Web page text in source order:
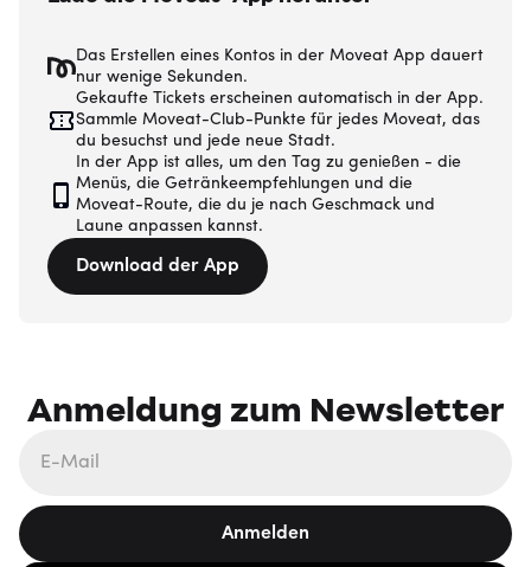
Das Erstellen eines Kontos in der Moveat App dauert
nur wenige Sekunden.
Gekaufte Tickets erscheinen automatisch in der App.
Sammle Moveat-Club-Punkte für jedes Moveat, das
du besuchst und jede neue Stadt.
In der App ist alles, um den Tag zu genießen - die
Menüs, die Getränkeempfehlungen und die
Moveat-Route, die du je nach Geschmack und
Laune anpassen kannst.
Download der App
Anmeldung zum Newsletter
Anmelden